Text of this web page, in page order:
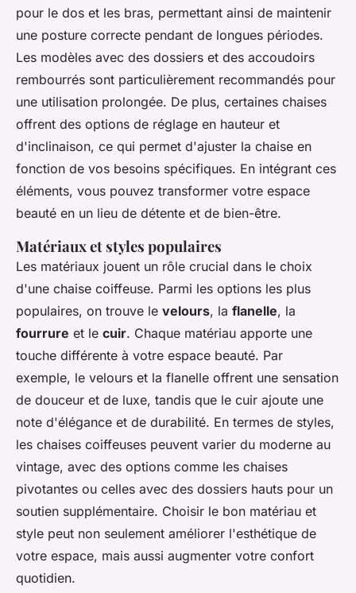
pour le dos et les bras, permettant ainsi de maintenir
une posture correcte pendant de longues périodes.
Les modèles avec des dossiers et des accoudoirs
rembourrés sont particulièrement recommandés pour
une utilisation prolongée. De plus, certaines chaises
offrent des options de réglage en hauteur et
d'inclinaison, ce qui permet d'ajuster la chaise en
fonction de vos besoins spécifiques. En intégrant ces
éléments, vous pouvez transformer votre espace
beauté en un lieu de détente et de bien-être.
Matériaux et styles populaires
Les matériaux jouent un rôle crucial dans le choix
d'une chaise coiffeuse. Parmi les options les plus
populaires, on trouve le velours, la flanelle, la
fourrure et le cuir. Chaque matériau apporte une
touche différente à votre espace beauté. Par
exemple, le velours et la flanelle offrent une sensation
de douceur et de luxe, tandis que le cuir ajoute une
note d'élégance et de durabilité. En termes de styles,
les chaises coiffeuses peuvent varier du moderne au
vintage, avec des options comme les chaises
pivotantes ou celles avec des dossiers hauts pour un
soutien supplémentaire. Choisir le bon matériau et
style peut non seulement améliorer l'esthétique de
votre espace, mais aussi augmenter votre confort
quotidien.